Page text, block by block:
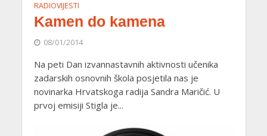
RADIOVIJESTI
Kamen do kamena
08/01/2014
Na peti Dan izvannastavnih aktivnosti učenika
zadarskih osnovnih škola posjetila nas je
novinarka Hrvatskoga radija Sandra Maričić. U
prvoj emisiji Stigla je...